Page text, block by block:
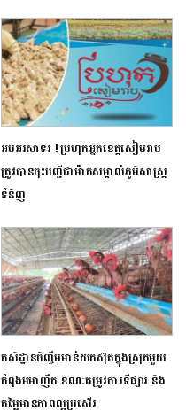
អបអរសាទរ ! ប្រហុកអ្នកខេត្តសៀមរាប
ត្រូវបានចុះបញ្ជីជាម៉ាកសម្គាល់ភូមិសាស្រ្ត
ទំនិញ
កសិដ្ឋានចិញ្ចឹមមាន់យកស៊ុតក្នុងស្រុកមួយ
កំពុងមមាញឹក ខណៈតម្រូវការទីផ្សារ និង
តម្លៃមានភាពល្អប្រសើរ